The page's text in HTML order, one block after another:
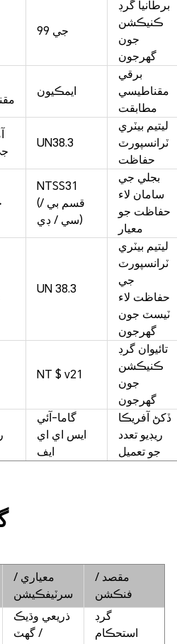
جي 99
برطانيا گرڊ
ڪنيڪشن
جون
گهرجون
ايمڪيون
برقي
مقناطيسي
مطابقت
UN38.3
ليتيم بيٽري
ٽرانسپورٽ
حفاظت
NTSS31
(قسم بي /
سي / ڊي)
بجلي جي
سامان لاء
حفاظت جو
معيار
UN 38.3
ليتيم بيٽري
ٽرانسپورٽ
جي
حفاظت لاء
ٽيسٽ جون
گهرجون
NT $ v21
تائيوان گرڊ
ڪنيڪشن
جون
گهرجون
گاما-آئي
ايس اي اي
ايف
ڏکڻ آفريڪا
ريڊيو تعدد
جو تعميل
معياري /
سرٽيفڪيشن
مقصد /
فنڪشن
ذريعي وڌيڪ
/ گهٽ
گرڊ
استحڪام